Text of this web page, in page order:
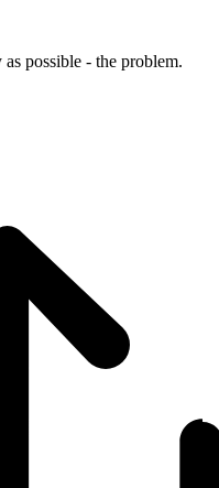
possible - the problem.